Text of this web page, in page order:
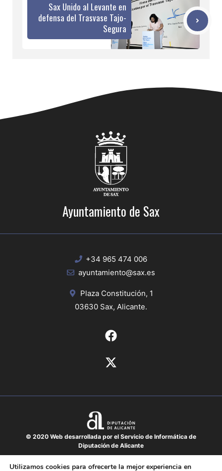
Sax Unido al Levante en
defensa del Trasvase Tajo-
Segura
Ayuntamiento de Sax
+34 965 474 006
ayuntamiento@sax.es
Plaza Constitución, 1
03630 Sax, Alicante.
© 2020 Web desarrollada por el Servicio de Informática de
Diputación de Alicante
Aviso legal
Utilizamos cookies para ofrecerte la mejor experiencia en